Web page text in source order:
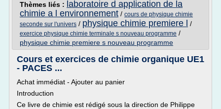
Thèmes liés : laboratoire d application de la
chimie a l environnement / cours de physique chimie
seconde sur l'univers / physique chimie premiere l /
exercice physique chimie terminale s nouveau programme /
physique chimie premiere s nouveau programme
Cours et exercices de chimie organique UE1
- PACES ...
Achat immédiat - Ajouter au panier
Introduction
Ce livre de chimie est rédigé sous la direction de Philippe